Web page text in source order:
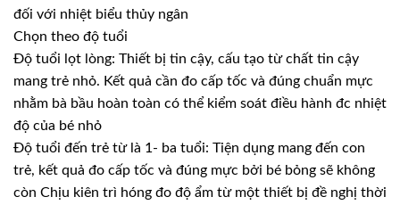
đối với nhiệt biểu thủy ngân
Chọn theo độ tuổi
Độ tuổi lọt lòng: Thiết bị tin cậy, cấu tạo từ chất tin cậy
mang trẻ nhỏ. Kết quả cần đo cấp tốc và đúng chuẩn mực
nhằm bà bầu hoàn toàn có thể kiểm soát điều hành đc nhiệt
độ của bé nhỏ
Độ tuổi đến trẻ từ là 1- ba tuổi: Tiện dụng mang đến con
trẻ, kết quả đo cấp tốc và đúng mực bởi bé bỏng sẽ không
còn Chịu kiên trì hóng đo độ ẩm từ một thiết bị đề nghị thời